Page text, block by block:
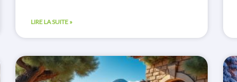
LIRE LA SUITE »